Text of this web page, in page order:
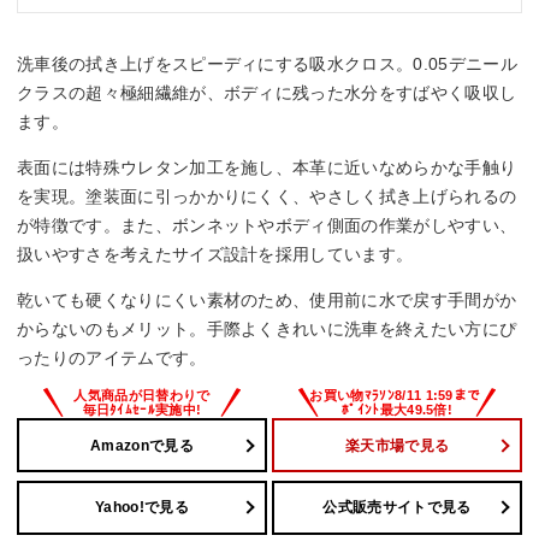
洗車後の拭き上げをスピーディにする吸水クロス。0.05デニール
クラスの超々極細繊維が、ボディに残った水分をすばやく吸収し
ます。
表面には特殊ウレタン加工を施し、本革に近いなめらかな手触り
を実現。塗装面に引っかかりにくく、やさしく拭き上げられるの
が特徴です。また、ボンネットやボディ側面の作業がしやすい、
扱いやすさを考えたサイズ設計を採用しています。
乾いても硬くなりにくい素材のため、使用前に水で戻す手間がか
からないのもメリット。手際よくきれいに洗車を終えたい方にぴ
ったりのアイテムです。
Amazonで見る 楽天市場で見る
Yahoo!で見る 公式販売サイトで見る